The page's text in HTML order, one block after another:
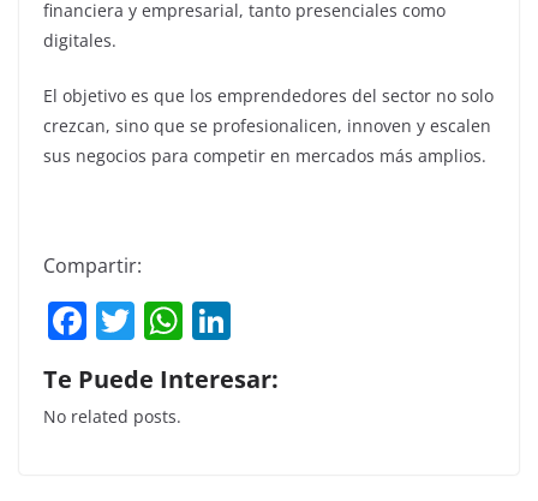
financiera y empresarial, tanto presenciales como
digitales.
El objetivo es que los emprendedores del sector no solo
crezcan, sino que se profesionalicen, innoven y escalen
sus negocios para competir en mercados más amplios.
Compartir:
F
a
c
e
T
w
itt
er
W
h
at k
Te Puede Interesar:
No related posts.